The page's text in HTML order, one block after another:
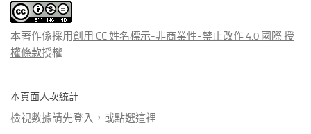
文
章
本著作係採用創用 CC 姓名標示-非商業性-禁止改作 4.0 國際 授
權條款授權.
本頁面人次統計
檢視數據請先登入，或點選這裡